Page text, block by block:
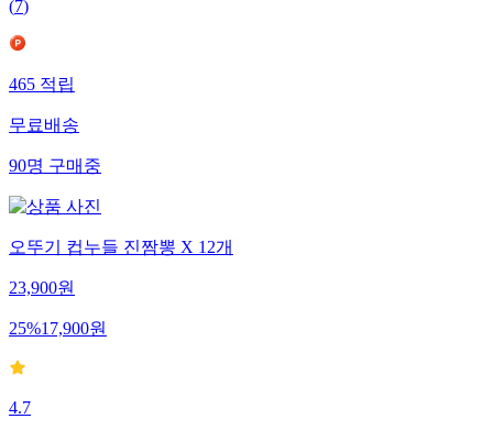
(7)
465 적립
무료배송
90명 구매중
오뚜기 컵누들 진짬뽕 X 12개
23,900원
25%17,900원
4.7